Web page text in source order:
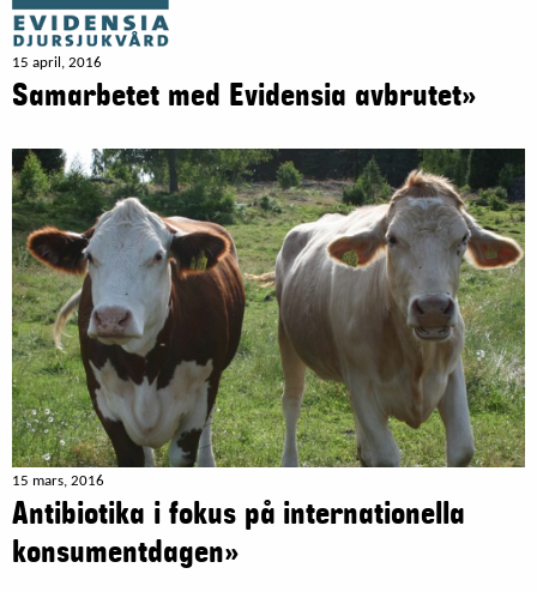
15 april, 2016
Samarbetet med Evidensia avbrutet»
15 mars, 2016
Antibiotika i fokus på internationella
konsumentdagen»